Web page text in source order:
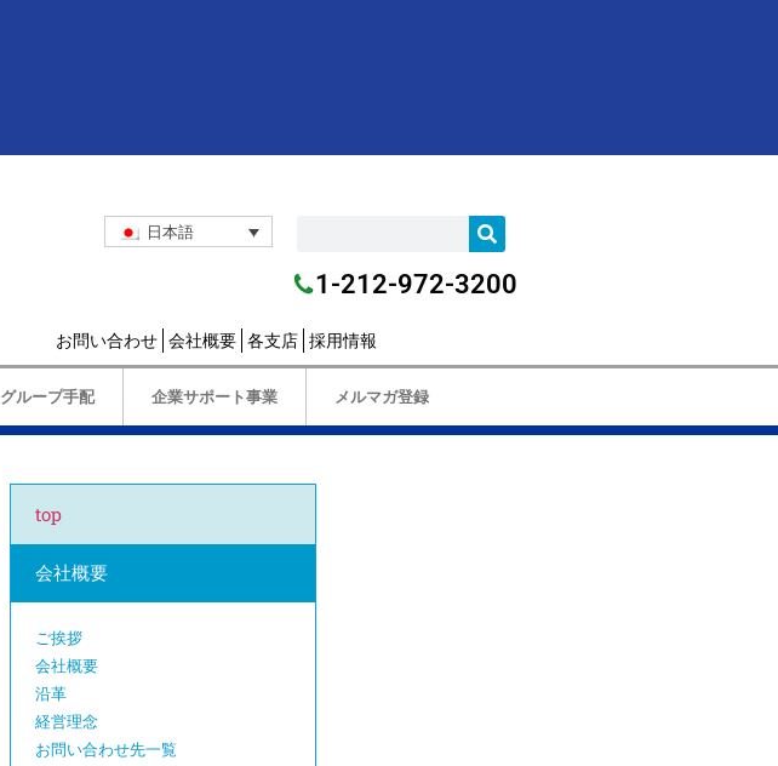
日本語
1-212-972-3200
お問い合わせ 会社概要 各支店 採用情報
グループ手配 企業サポート事業 メルマガ登録
top
会社概要
ご挨拶
会社概要
沿革
経営理念
お問い合わせ先一覧